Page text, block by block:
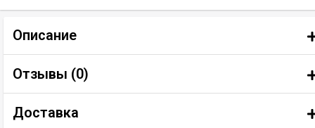
Описание
Отзывы (0)
Доставка